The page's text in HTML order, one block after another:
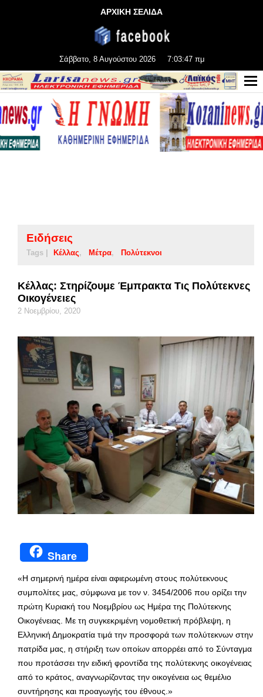
ΑΡΧΙΚΗ ΣΕΛΙΔΑ
Σάββατο, 8 Αυγούστου 2026 7:03:48 πμ
Ειδήσεις
Tags | Κέλλας Μέτρα Πολύτεκνοι
Κέλλας: Στηρίζουμε Έμπρακτα Τις Πολύτεκνες
Οικογένειες
2 Νοεμβρίου, 2020
Share
«Η σημερινή ημέρα είναι αφιερωμένη στους πολύτεκνους
συμπολίτες μας, σύμφωνα με τον ν. 3454/2006 που ορίζει την
πρώτη Κυριακή του Νοεμβρίου ως Ημέρα της Πολύτεκνης
Οικογένειας. Με τη συγκεκριμένη νομοθετική πρόβλεψη, η
Ελληνική Δημοκρατία τιμά την προσφορά των πολύτεκνων στην
πατρίδα μας, η στήριξη των οποίων απορρέει από το Σύνταγμα
που προτάσσει την ειδική φροντίδα της πολύτεκνης οικογένειας
από το κράτος, αναγνωρίζοντας την οικογένεια ως θεμέλιο
συντήρησης και προαγωγής του έθνους.»